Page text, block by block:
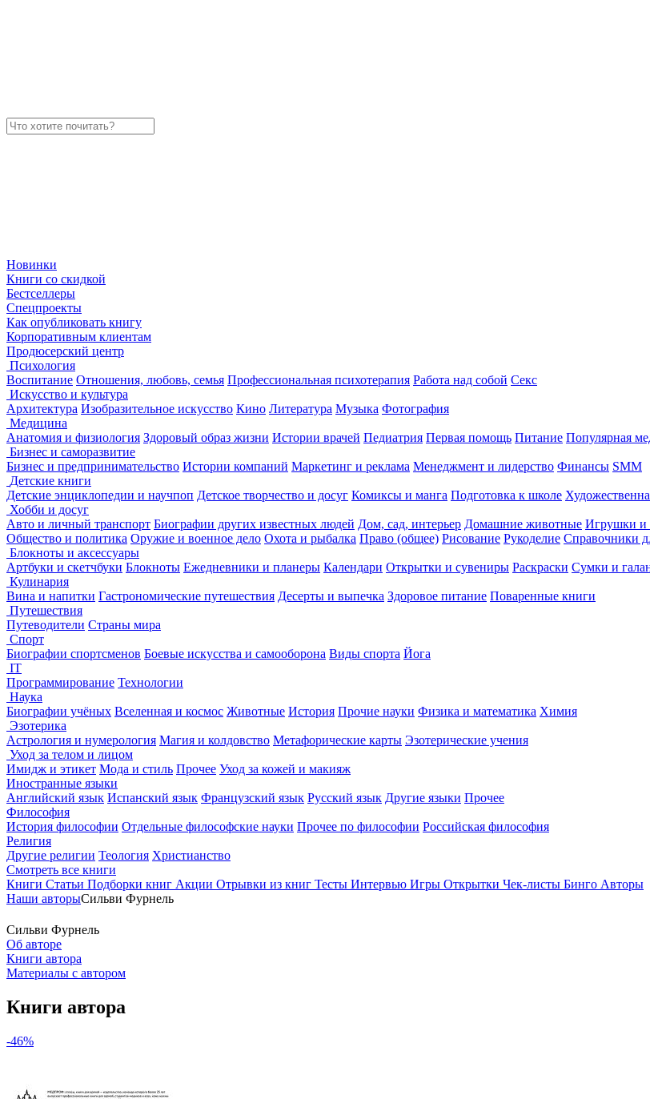
Новинки
Книги со скидкой
Бестселлеры
Спецпроекты
Как опубликовать книгу
Корпоративным клиентам
Продюсерский центр
Психология
Воспитание Отношения, любовь, семья Профессиональная психотерапия Работа над собой Секс
Искусство и культура
Архитектура Изобразительное искусство Кино Литература Музыка Фотография
Медицина
Анатомия и физиология Здоровый образ жизни Истории врачей Педиатрия Первая помощь Питание Популярная
Бизнес и саморазвитие
Бизнес и предпринимательство Истории компаний Маркетинг и реклама Менеджмент и лидерство Финансы SMM
Детские книги
Детские энциклопедии и научпоп Детское творчество и досуг Комиксы и манга Подготовка к школе
Хобби и досуг
Авто и личный транспорт Биографии других известных людей Дом, сад, интерьер Домашние животные Игрушки и
Общество и политика Оружие и военное дело Охота и рыбалка Право (общее) Рисование Рукоделие Справочники
Блокноты и аксессуары
Артбуки и скетчбуки Блокноты Ежедневники и планеры Календари Открытки и сувениры Раскраски Сумки и
Кулинария
Вина и напитки Гастрономические путешествия Десерты и выпечка Здоровое питание Поваренные книги
Путешествия
Путеводители Страны мира
Спорт
Биографии спортсменов Боевые искусства и самооборона Виды спорта Йога
IT
Программирование Технологии
Наука
Биографии учёных Вселенная и космос Животные История Прочие науки Физика и математика Химия
Эзотерика
Астрология и нумерология Магия и колдовство Метафорические карты Эзотерические учения
Уход за телом и лицом
Имидж и этикет Мода и стиль Прочее Уход за кожей и макияж
Иностранные языки
Английский язык Испанский язык Французский язык Русский язык Другие языки Прочее
Философия
История философии Отдельные философские науки Прочее по философии Российская философия
Религия
Другие религии Теология Христианство
Смотреть все книги
Книги Статьи Подборки книг Акции Отрывки из книг Тесты Интервью Игры Открытки Чек-листы Бинго Авторы
Наши авторыСильви Фурнель
Сильви Фурнель
Об авторе
Книги автора
Материалы с автором
Книги автора
-46%